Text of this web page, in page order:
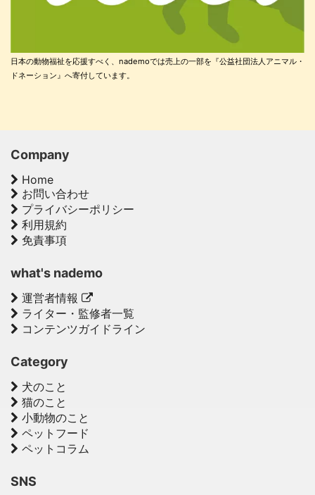
日本の動物福祉を応援すべく、nademoでは売上の一部を『公益社団法人アニマル・
ドネーション』へ寄付しています。
Company
Home
お問い合わせ
プライバシーポリシー
利用規約
免責事項
what's nademo
運営者情報
ライター・監修者一覧
コンテンツガイドライン
Category
犬のこと
猫のこと
小動物のこと
ペットフード
ペットコラム
SNS